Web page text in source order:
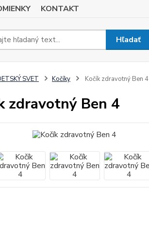
KONTAKT
Hľadať
SVET Kočíky Kočík zdravotný Ben 4
zdravotný Ben 4